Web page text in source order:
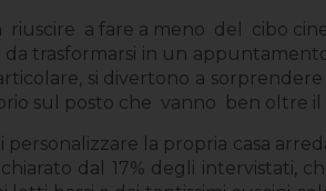
riuscire a fare a meno del cibo
trasformarsi in un
si divertono a
sul posto che vanno
ben oltre il
la propria casa
dal 17% degli intervistati,